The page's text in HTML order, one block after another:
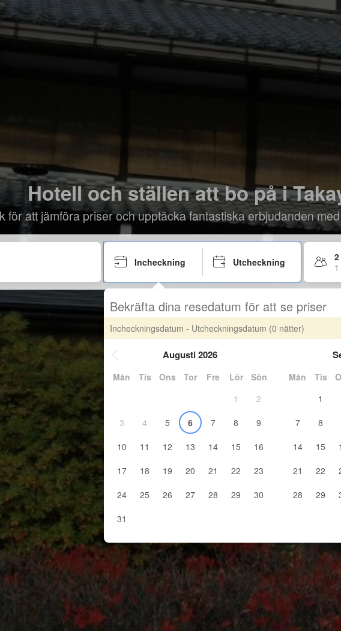
Hotell och ställen att bo på i
för att jämföra priser och upptäcka fantastiska erbjudanden
Incheckning Utcheckning
Bekräfta dina resedatum för att se priser
Incheckningsdatum - Utcheckningsdatum (0 nätter)
Augusti 2026
Mån Tis Ons Tor Fre Lör
Sön
1
2
3
4 5 6 7 8
9
10
11 12 13 14 15
16
17
18 19 20 21 22
23
24
25 26 27 28 29
30
31
Mån Tis
1
7
8
14
15
21
22
28
29